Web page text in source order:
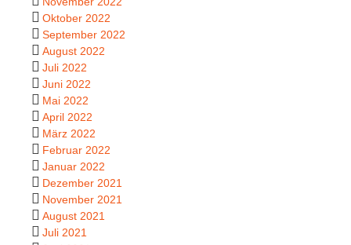
Oktober 2022
September 2022
August 2022
Juli 2022
Juni 2022
Mai 2022
April 2022
März 2022
Februar 2022
Januar 2022
Dezember 2021
November 2021
August 2021
Juli 2021